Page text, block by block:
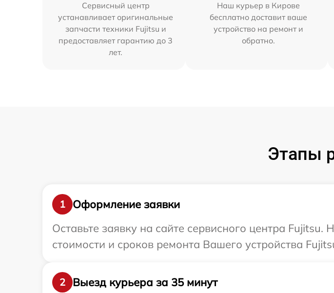
Сервисный центр
устанавливает оригинальные
запчасти техники Fujitsu и
предоставляет гарантию до 3
лет.
Наш курьер в Кирове
бесплатно доставит ваше
устройство на ремонт и
обратно.
Этапы
1
Оформление заявки
Оставьте заявку на сайте сервисного центра
стоимости и сроков ремонта Вашего устройства
2
Выезд курьера за 35 минут